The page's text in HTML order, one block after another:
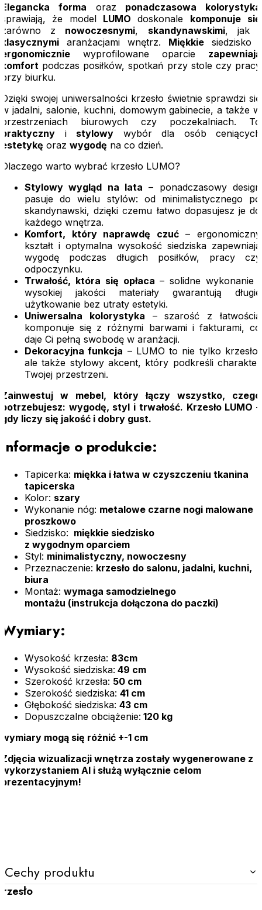
Elegancka forma oraz ponadczasowa kolorystyka
sprawiają, że model LUMO doskonale komponuje
się
zarówno z nowoczesnymi, skandynawskimi, jak i
klasycznymi aranżacjami wnętrz. Miękkie siedzisko i
ergonomicznie wyprofilowane oparcie zapewniają
komfort podczas posiłków, spotkań przy stole czy pracy
przy biurku.
Dzięki swojej uniwersalności krzesło świetnie sprawdzi się
w jadalni, salonie, kuchni, domowym gabinecie, a także w
przestrzeniach biurowych czy poczekalniach. To
praktyczny i stylowy wybór dla osób ceniących
estetykę oraz wygodę na co dzień.
Dlaczego warto wybrać krzesło LUMO?
Stylowy wygląd na lata – ponadczasowy design
pasuje do wielu stylów: od minimalistycznego po
skandynawski, dzięki czemu łatwo dopasujesz je do
każdego wnętrza.
Komfort, który naprawdę czuć– ergonomiczny
kształt i optymalna wysokość siedziska zapewniają
wygodę podczas długich posiłków, pracy czy
odpoczynku.
Trwałość, która się opłaca – solidne wykonanie i
wysokiej jakości materiały gwarantują długie
użytkowanie bez utraty estetyki.
Uniwersalna kolorystyka – szarość z łatwością
komponuje się z różnymi barwami i fakturami, co
daje Ci pełną swobodę w aranżacji.
Dekoracyjna funkcja – LUMO to nie tylko krzesło,
ale także stylowy akcent, który podkreśli charakter
Twojej przestrzeni.
Zainwestuj w mebel, który łączy wszystko, czego
potrzebujesz: wygodę, styl i trwałość. Krzesło LUMO –
gdy liczy się jakość i dobry gust.
Informacje o produkcie:
Tapicerka: miękka i łatwa w czyszczeniu tkanina
tapicerska
Kolor: szary
Wykonanie nóg: metalowe czarne nogi malowane
proszkowo
Siedzisko: miękkie siedzisko
z wygodnym oparciem
Styl: minimalistyczny, nowoczesny
Przeznaczenie: krzesło do salonu, jadalni, kuchni,
biura
Montaż: wymaga samodzielnego
montażu (instrukcja dołączona do paczki)
Wymiary:
Wysokość krzesła: 83cm
Wysokość siedziska: 49 cm
Szerokość krzesła: 50 cm
Szerokość siedziska: 41 cm
Głębokość siedziska: 43 cm
Dopuszczalne obciążenie: 120 kg
wymiary mogą się różnić +-1 cm
Zdjęcia wizualizacji wnętrza zostały wygenerowane z
wykorzystaniem AI i służą wyłącznie celom
prezentacyjnym!
Cechy produktu